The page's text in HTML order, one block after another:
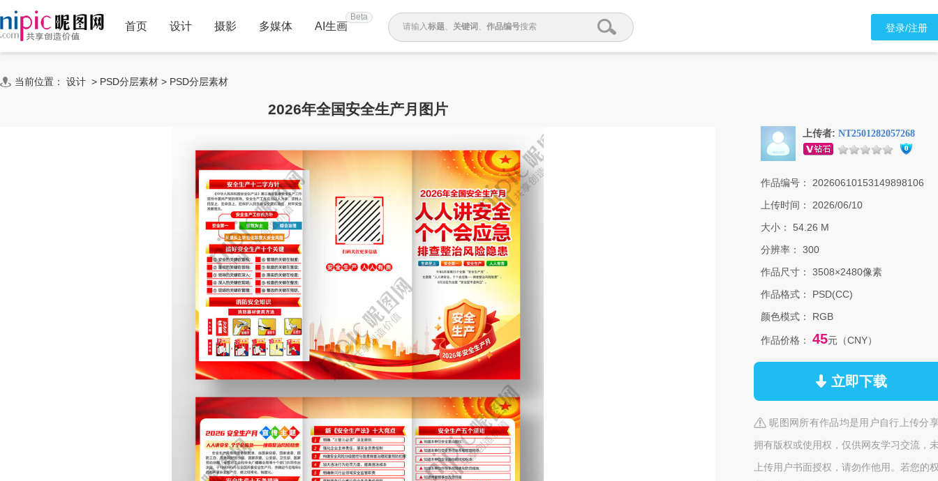
首页 设计 摄影 多媒体 AI生画
Beta
请输入标题、 关键词 、 作品编号搜索 登录/注册
当前位置： 设计 > PSD分层素材 > PSD分层素材
2026年全国安全生产月图片
上传者: NT2501282057268
作品编号：
20260610153149898106
上传时间：
2026/06/10
大小：
54.26 M
分辨率：
300
作品尺寸：
3508×2480像素
作品格式：
PSD(CC)
颜色模式：
RGB
作品价格： 45元（CNY）
立即下载
昵图网所有作品均是用户自行上传分
拥有版权或使用权，仅供网友学习交流，
上传用户书面授权，请勿作他用。若您的